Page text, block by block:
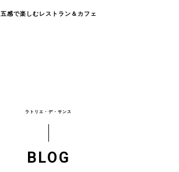
五感で楽しむレストラン＆カフェ
ラトリエ・デ・サンス
BLOG